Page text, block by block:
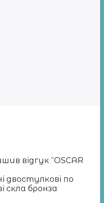
відгук “OSCAR
двостулкові по
скла бронза